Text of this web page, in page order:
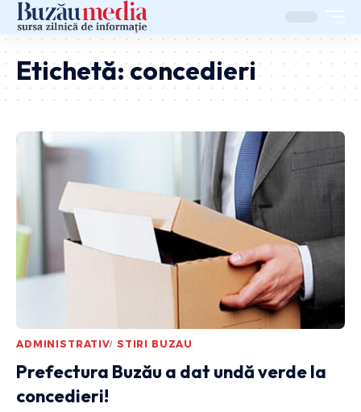
Etichetă:concedieri
ADMINISTRATIV STIRI BUZAU
Prefectura Buzău a dat undă verde la
concedieri!